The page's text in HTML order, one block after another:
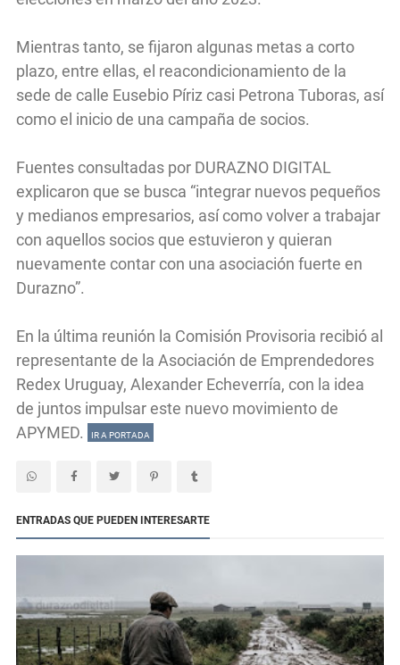
Mientras tanto, se fijaron algunas metas a corto
plazo, entre ellas, el reacondicionamiento de la
sede de calle Eusebio Píriz casi Petrona Tuboras, así
como el inicio de una campaña de socios.
Fuentes consultadas por DURAZNO DIGITAL
explicaron que se busca “integrar nuevos pequeños
y medianos empresarios, así como volver a trabajar
con aquellos socios que estuvieron y quieran
nuevamente contar con una asociación fuerte en
Durazno”.
En la última reunión la Comisión Provisoria recibió al
representante de la Asociación de Emprendedores
Redex Uruguay, Alexander Echeverría, con la idea
de juntos impulsar este nuevo movimiento de
APYMED.
IR A PORTADA
ENTRADAS QUE PUEDEN INTERESARTE